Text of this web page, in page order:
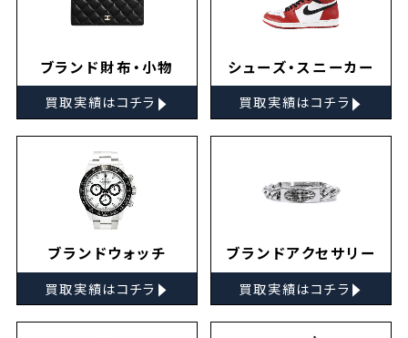
ブランド財布・小物
買取実績はコチラ ▸
シューズ・スニーカー
買取実績はコチラ ▸
ブランドウォッチ
買取実績はコチラ ▸
ブランドアクセサリー
買取実績はコチラ ▸